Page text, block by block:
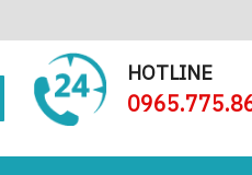
HOTLINE